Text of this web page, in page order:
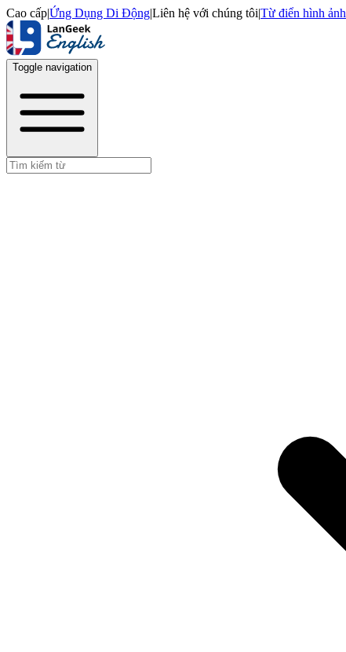
Cao cấp|Ứng Dụng Di Động|Liên hệ với chúng tôi|Từ điển hình ảnh
Toggle navigation